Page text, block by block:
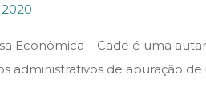
Econômica – Cade é uma
administrativos de apuração